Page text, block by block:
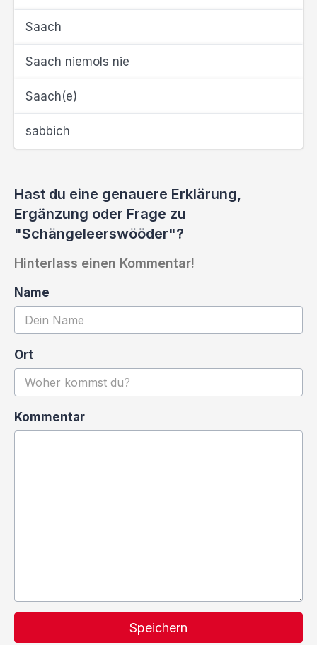
Saach
Saach niemols nie
Saach(e)
sabbich
Hast du eine genauere Erklärung,
Ergänzung oder Frage zu
"Schängeleerswööder"?
Hinterlass einen Kommentar!
Name
Ort
Kommentar
Speichern